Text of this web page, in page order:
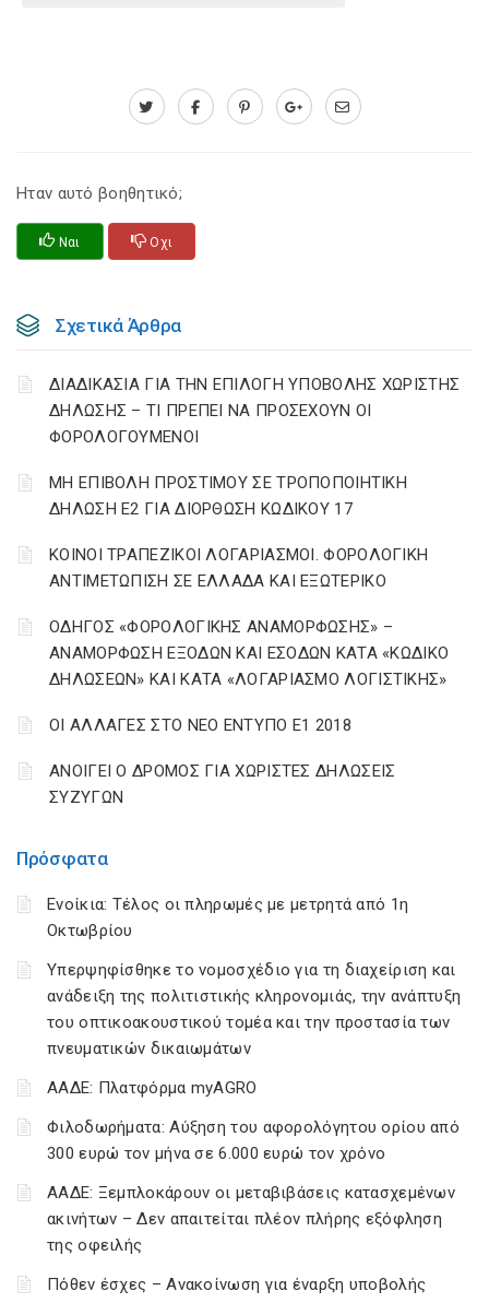
Πρόσφατα
Ενοίκια: Τέλος οι πληρωμές με μετρητά από 1η
Οκτωβρίου
Υπερψηφίσθηκε το νομοσχέδιο για τη διαχείριση και
ανάδειξη της πολιτιστικής κληρονομιάς, την ανάπτυξη
του οπτικοακουστικού τομέα και την προστασία των
πνευματικών δικαιωμάτων
ΑΑΔΕ: Πλατφόρμα myAGRO
Φιλοδωρήματα: Αύξηση του αφορολόγητου ορίου από
300 ευρώ τον μήνα σε 6.000 ευρώ τον χρόνο
ΑΑΔΕ: Ξεμπλοκάρουν οι μεταβιβάσεις κατασχεμένων
ακινήτων – Δεν απαιτείται πλέον πλήρης εξόφληση
της οφειλής
Πόθεν έσχες – Ανακοίνωση για έναρξη υποβολής
Ηταν αυτό βοηθητικό;
Ναι Οχι
Σχετικά Άρθρα
ΔΙΑΔΙΚΑΣΙΑ ΓΙΑ ΤΗΝ ΕΠΙΛΟΓΗ ΥΠΟΒΟΛΗΣ ΧΩΡΙΣΤΗΣ
ΔΗΛΩΣΗΣ – ΤΙ ΠΡΕΠΕΙ ΝΑ ΠΡΟΣΕΧΟΥΝ ΟΙ
ΦΟΡΟΛΟΓΟΥΜΕΝΟΙ
ΜΗ ΕΠΙΒΟΛΗ ΠΡΟΣΤΙΜΟΥ ΣΕ ΤΡΟΠΟΠΟΙΗΤΙΚΗ
ΔΗΛΩΣΗ Ε2 ΓΙΑ ΔΙΟΡΘΩΣΗ ΚΩΔΙΚΟΥ 17
ΚΟΙΝΟΙ ΤΡΑΠΕΖΙΚΟΙ ΛΟΓΑΡΙΑΣΜΟΙ. ΦΟΡΟΛΟΓΙΚΗ
ΑΝΤΙΜΕΤΩΠΙΣΗ ΣΕ ΕΛΛΑΔΑ ΚΑΙ ΕΞΩΤΕΡΙΚΟ
ΟΔΗΓΟΣ «ΦΟΡΟΛΟΓΙΚΗΣ ΑΝΑΜΟΡΦΩΣΗΣ» –
ΑΝΑΜΟΡΦΩΣΗ ΕΞΟΔΩΝ ΚΑΙ ΕΣΟΔΩΝ ΚΑΤΑ «ΚΩΔΙΚΟ
ΔΗΛΩΣΕΩΝ» ΚΑΙ ΚΑΤΑ «ΛΟΓΑΡΙΑΣΜΟ ΛΟΓΙΣΤΙΚΗΣ»
ΟΙ ΑΛΛΑΓΕΣ ΣΤΟ ΝΕΟ ΕΝΤΥΠΟ Ε1 2018
ΑΝΟΙΓΕΙ Ο ΔΡΟΜΟΣ ΓΙΑ ΧΩΡΙΣΤΕΣ ΔΗΛΩΣΕΙΣ
ΣΥΖΥΓΩΝ